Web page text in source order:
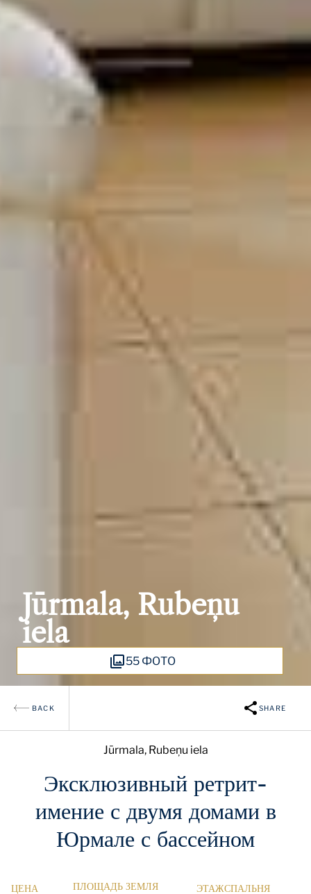
Jūrmala, Rubeņu
iela
55 ФОТО
BACK SHARE
Jūrmala, Rubeņu iela
Эксклюзивный ретрит-
имение с двумя домами в
Юрмале с бассейном
ЦЕНА ПЛОЩАДЬ ЗЕМЛЯ ЭТАЖСПАЛЬНЯ